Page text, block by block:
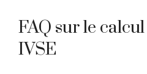
FAQ sur le
IVSE